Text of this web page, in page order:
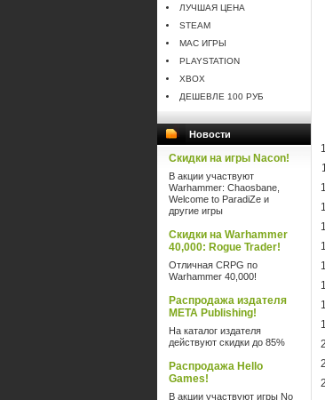
ЛУЧШАЯ ЦЕНА
STEAM
MAC ИГРЫ
PLAYSTATION
XBOX
ДЕШЕВЛЕ 100 РУБ
Новости
Скидки на игры Nacon!
В акции участвуют
Warhammer: Chaosbane,
Welcome to ParadiZe и
другие игры
Скидки на Warhammer
40,000: Rogue Trader!
Отличная CRPG по
Warhammer 40,000!
Распродажа издателя
META Publishing!
На каталог издателя
действуют скидки до 85%
Распродажа Hello
Games!
В акции участвуют игры No